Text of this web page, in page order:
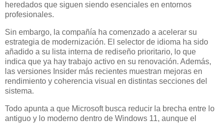
heredados que siguen siendo esenciales en entornos
profesionales.
Sin embargo, la compañía ha comenzado a acelerar su
estrategia de modernización. El selector de idioma ha sido
añadido a su lista interna de rediseño prioritario, lo que
indica que ya hay trabajo activo en su renovación. Además,
las versiones Insider más recientes muestran mejoras en
rendimiento y coherencia visual en distintas secciones del
sistema.
Todo apunta a que Microsoft busca reducir la brecha entre lo
antiguo y lo moderno dentro de Windows 11, aunque el